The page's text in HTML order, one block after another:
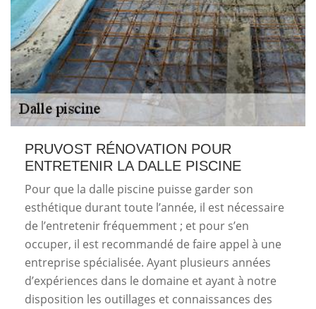
PRUVOST RÉNOVATION POUR
ENTRETENIR LA DALLE PISCINE
Pour que la dalle piscine puisse garder son
esthétique durant toute l’année, il est nécessaire
de l’entretenir fréquemment ; et pour s’en
occuper, il est recommandé de faire appel à une
entreprise spécialisée. Ayant plusieurs années
d’expériences dans le domaine et ayant à notre
disposition les outillages et connaissances des